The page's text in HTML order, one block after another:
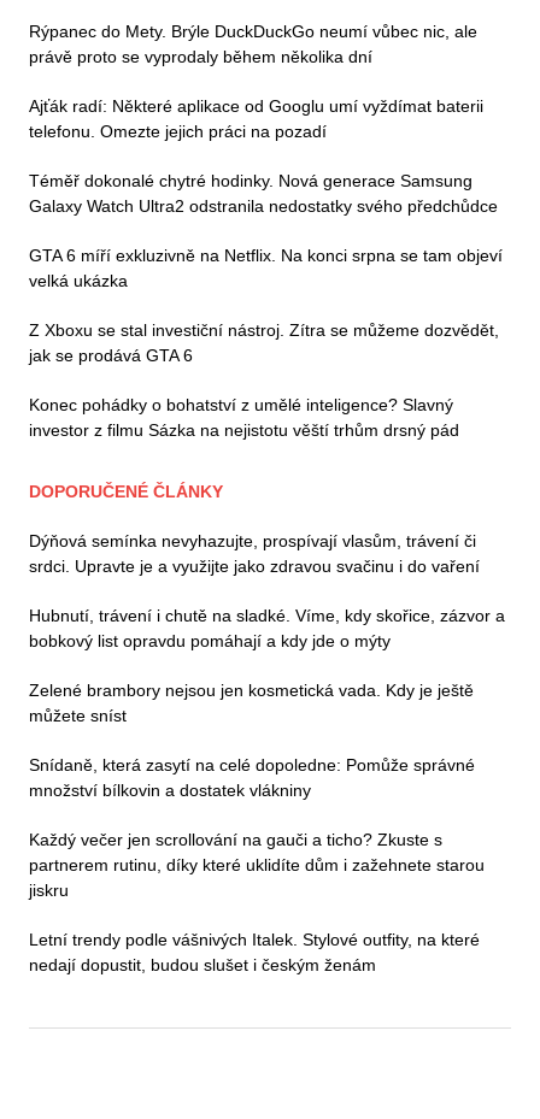
Rýpanec do Mety. Brýle DuckDuckGo neumí vůbec nic, ale
právě proto se vyprodaly během několika dní
Ajťák radí: Některé aplikace od Googlu umí vyždímat baterii
telefonu. Omezte jejich práci na pozadí
Téměř dokonalé chytré hodinky. Nová generace Samsung
Galaxy Watch Ultra2 odstranila nedostatky svého předchůdce
GTA 6 míří exkluzivně na Netflix. Na konci srpna se tam objeví
velká ukázka
Z Xboxu se stal investiční nástroj. Zítra se můžeme dozvědět,
jak se prodává GTA 6
Konec pohádky o bohatství z umělé inteligence? Slavný
investor z filmu Sázka na nejistotu věští trhům drsný pád
DOPORUČENÉ ČLÁNKY
Dýňová semínka nevyhazujte, prospívají vlasům, trávení či
srdci. Upravte je a využijte jako zdravou svačinu i do vaření
Hubnutí, trávení i chutě na sladké. Víme, kdy skořice, zázvor a
bobkový list opravdu pomáhají a kdy jde o mýty
Zelené brambory nejsou jen kosmetická vada. Kdy je ještě
můžete sníst
Snídaně, která zasytí na celé dopoledne: Pomůže správné
množství bílkovin a dostatek vlákniny
Každý večer jen scrollování na gauči a ticho? Zkuste s
partnerem rutinu, díky které uklidíte dům i zažehnete starou
jiskru
Letní trendy podle vášnivých Italek. Stylové outfity, na které
nedají dopustit, budou slušet i českým ženám